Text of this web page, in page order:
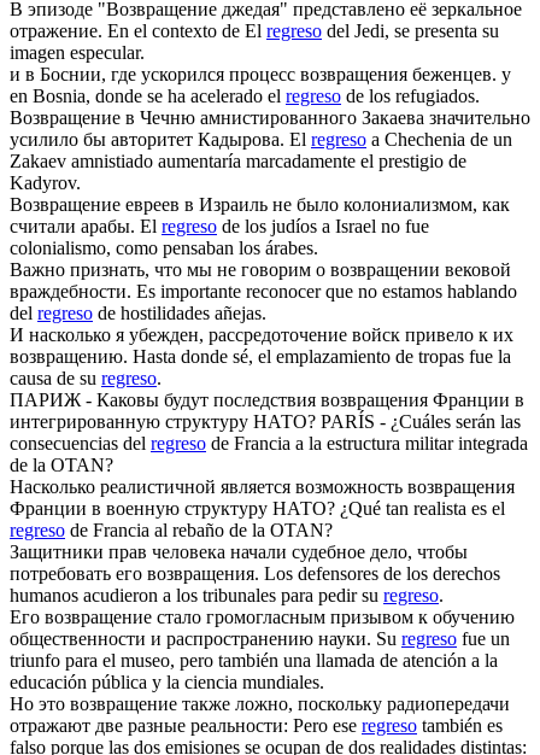
В эпизоде "Возвращение джедая" представлено её зеркальное
отражение. En el contexto de El regreso del Jedi, se presenta su
imagen especular.
и в Боснии, где ускорился процесс возвращения беженцев. y
en Bosnia, donde se ha acelerado el regreso de los refugiados.
Возвращение в Чечню амнистированного Закаева значительно
усилило бы авторитет Кадырова. El regreso a Chechenia de un
Zakaev amnistiado aumentaría marcadamente el prestigio de
Kadyrov.
Возвращение евреев в Израиль не было колониализмом, как
считали арабы. El regreso de los judíos a Israel no fue
colonialismo, como pensaban los árabes.
Важно признать, что мы не говорим о возвращении вековой
враждебности. Es importante reconocer que no estamos hablando
del regreso de hostilidades añejas.
И насколько я убежден, рассредоточение войск привело к их
возвращению. Hasta donde sé, el emplazamiento de tropas fue la
causa de su regreso.
ПАРИЖ - Каковы будут последствия возвращения Франции в
интегрированную структуру НАТО? PARÍS - ¿Cuáles serán las
consecuencias del regreso de Francia a la estructura militar integrada
de la OTAN?
Насколько реалистичной является возможность возвращения
Франции в военную структуру НАТО? ¿Qué tan realista es el
regreso de Francia al rebaño de la OTAN?
Защитники прав человека начали судебное дело, чтобы
потребовать его возвращения. Los defensores de los derechos
humanos acudieron a los tribunales para pedir su regreso.
Его возвращение стало громогласным призывом к обучению
общественности и распространению науки. Su regreso fue un
triunfo para el museo, pero también una llamada de atención a la
educación pública y la ciencia mundiales.
Но это возвращение также ложно, поскольку радиопередачи
отражают две разные реальности: Pero ese regreso también es
falso porque las dos emisiones se ocupan de dos realidades distintas: